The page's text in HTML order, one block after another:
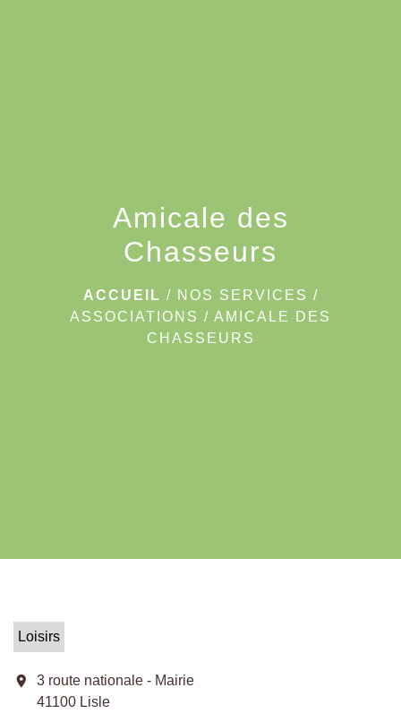
Amicale des
Chasseurs
ACCUEIL / NOS SERVICES /
ASSOCIATIONS / AMICALE DES
CHASSEURS
Loisirs
location_on
3 route nationale - Mairie
41100 Lisle